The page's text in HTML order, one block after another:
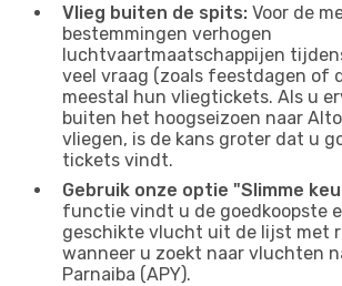
Vlieg buiten de spits: Voor de
bestemmingen verhogen
luchtvaartmaatschappijen
veel vraag (zoals feestdagen of
meestal hun vliegtickets. Als u
buiten het hoogseizoen naar
vliegen, is de kans groter dat u
tickets vindt.
Gebruik onze optie "Slimme
functie vindt u de goedkoopste
geschikte vlucht uit de lijst met
wanneer u zoekt naar vluchten
Parnaiba (APY).